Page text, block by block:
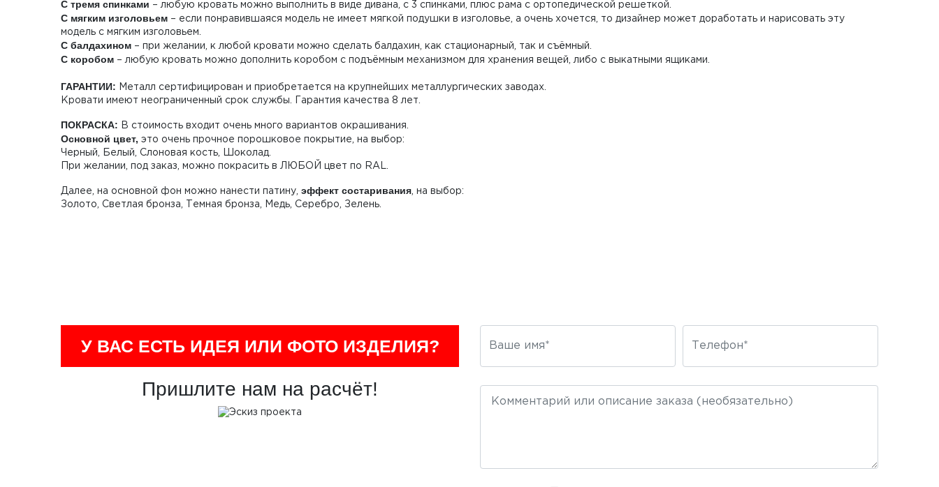
С тремя спинками – любую кровать можно выполнить в виде дивана, с 3 спинками, плюс рама с ортопедической решеткой.
С мягким изголовьем – если понравившаяся модель не имеет мягкой подушки в изголовье, а очень хочется, то дизайнер может доработать и нарисовать эту
модель с мягким изголовьем.
С балдахином – при желании, к любой кровати можно сделать балдахин, как стационарный, так и съёмный.
С коробом – любую кровать можно дополнить коробом с подъёмным механизмом для хранения вещей, либо с выкатными ящиками.
ГАРАНТИИ: Металл сертифицирован и приобретается на крупнейших металлургических заводах.
Кровати имеют неограниченный срок службы. Гарантия качества 8 лет.
ПОКРАСКА: В стоимость входит очень много вариантов окрашивания.
Основной цвет, это очень прочное порошковое покрытие, на выбор:
Черный, Белый, Слоновая кость, Шоколад.
При желании, под заказ, можно покрасить в ЛЮБОЙ цвет по RAL.
Далее, на основной фон можно нанести патину, эффект состаривания , на выбор:
Золото, Светлая бронза, Темная бронза, Медь, Серебро, Зелень.
У ВАС ЕСТЬ ИДЕЯ ИЛИ ФОТО ИЗДЕЛИЯ?
Пришлите нам на расчёт!